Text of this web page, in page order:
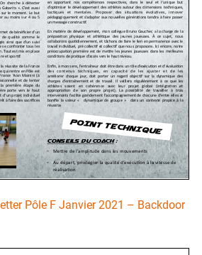
Pôle F Janvier 2021 – Backdoor